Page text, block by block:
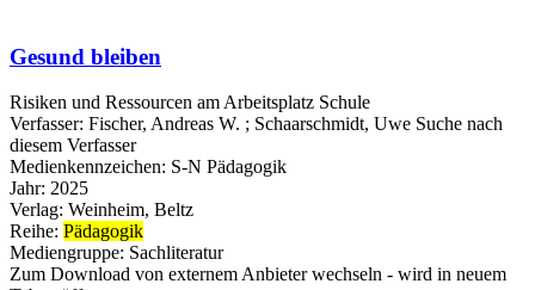
Gesund bleiben
Risiken und Ressourcen am Arbeitsplatz Schule
Verfasser: Fischer, Andreas W. ; Schaarschmidt, Uwe Suche nach
diesem Verfasser
Medienkennzeichen: S-N Pädagogik
Jahr: 2025
Verlag: Weinheim, Beltz
Reihe: Pädagogik
Mediengruppe: Sachliteratur
Zum Download von externem Anbieter wechseln - wird in neuem